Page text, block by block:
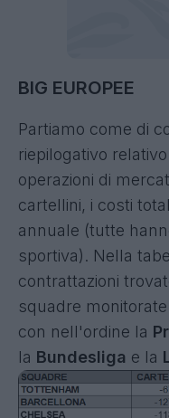
BIG EUROPEE
Partiamo come di
riepilogativo
operazioni di
cartellini, i costi
annuale (tutte
sportiva). Nella
contrattazioni
squadre
con nell'ordine la
la Bundesliga e la